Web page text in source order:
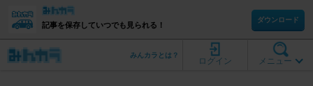
記事を保存していつでも見られる！
ダウンロード
メニュー
ログイン
みんカラとは？